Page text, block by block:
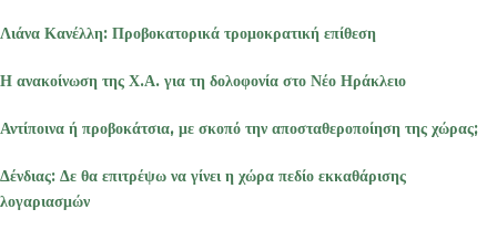
Λιάνα Κανέλλη: Προβοκατορικά τρομοκρατική επίθεση
Η ανακοίνωση της Χ.Α. για τη δολοφονία στο Νέο Ηράκλειο
Αντίποινα ή προβοκάτσια, με σκοπό την αποσταθεροποίηση της χώρας;
Δένδιας: Δε θα επιτρέψω να γίνει η χώρα πεδίο εκκαθάρισης
λογαριασμών